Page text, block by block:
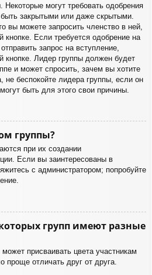
могут требовать одобрения
закрытыми или даже скрытыми.
вы можете запросить членство в ней,
Если требуется одобрение на
запрос на вступление,
кнопке. Лидер группы должен будет
и может спросить, зачем вы хотите
не беспокойте лидера группы, если он
быть для этого свои причины.
группы?
при их создании
Если вы заинтересованы в
с администратором; попробуйте
групп имеют разные
присваивать цвета участникам
проще отличать друг от друга.